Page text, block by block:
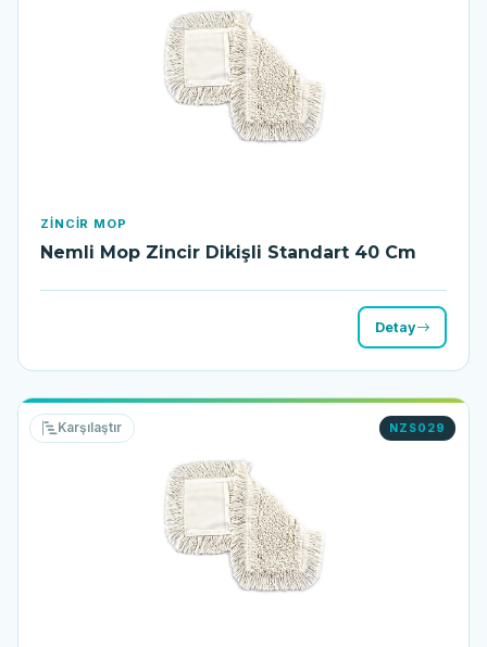
ZINCIR MOP
Nemli Mop Zincir Dikişli Standart 40 Cm
Detay
NZS029
Karşılaştır